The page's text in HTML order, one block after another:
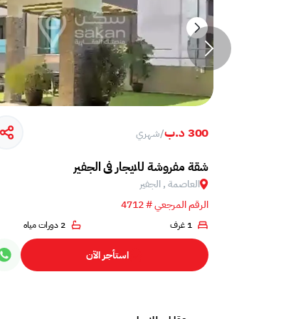
300 د.ب /شهري
شقة مفروشة للايجار في الجفير
العاصمة , الجفير
الرقم المرجعي # 4712
1 غرف 2 دورات مياه
استأجر الآن